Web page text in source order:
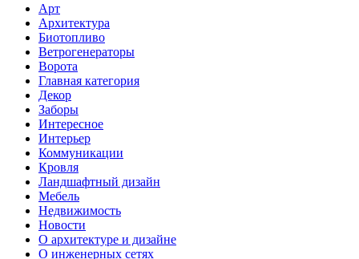
Арт
Архитектура
Биотопливо
Ветрогенераторы
Ворота
Главная категория
Декор
Заборы
Интересное
Интерьер
Коммуникации
Кровля
Ландшафтный дизайн
Мебель
Недвижимость
Новости
О архитектуре и дизайне
О инженерных сетях